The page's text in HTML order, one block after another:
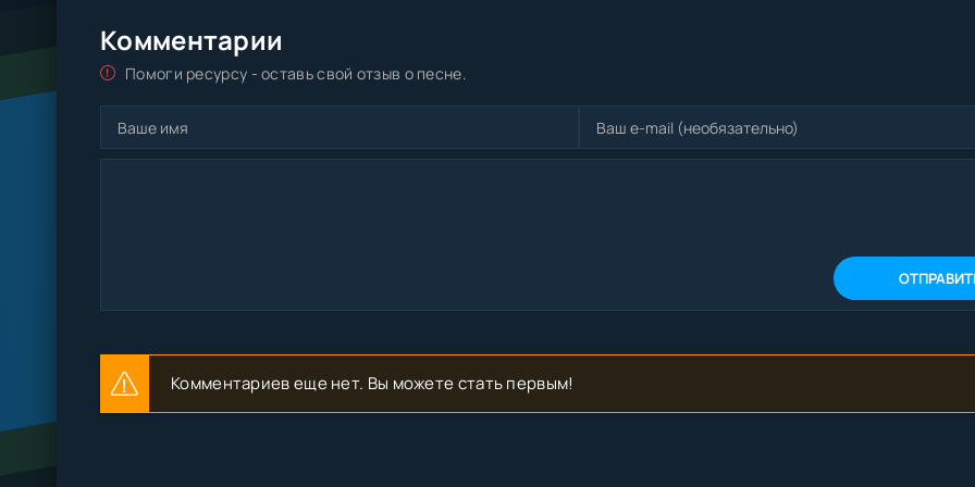
Комментарии
Помоги ресурсу - оставь свой отзыв о песне.
Комментариев еще нет. Вы можете стать первым!